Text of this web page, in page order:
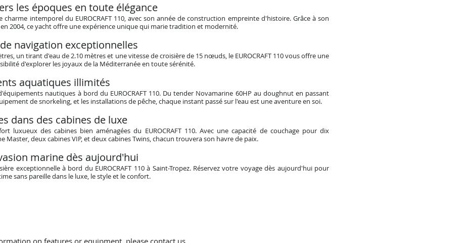
les époques en toute élégance
charme intemporel du EUROCRAFT 110, avec son année de construction empreinte d'histoire. Grâce à son
2004, ce yacht offre une expérience unique qui marie tradition et modernité.
navigation exceptionnelles
un tirant d'eau de 2.10 mètres et une vitesse de croisière de 15 nœuds, le EUROCRAFT 110 vous offre une
d'explorer les joyaux de la Méditerranée en toute sérénité.
aquatiques illimités
nautiques à bord du EUROCRAFT 110. Du tender Novamarine 60HP au doughnut en passant
de snorkeling, et les installations de pêche, chaque instant passé sur l'eau est une aventure en soi.
dans des cabines de luxe
luxueux des cabines bien aménagées du EUROCRAFT 110. Avec une capacité de couchage pour dix
Master, deux cabines VIP, et deux cabines Twins, chacun trouvera son havre de paix.
marine dès aujourd'hui
exceptionnelle à bord du EUROCRAFT 110 à Saint-Tropez. Réservez votre voyage dès aujourd'hui pour
sans pareille dans le luxe, le style et le confort.
on features or equipment, please contact us.